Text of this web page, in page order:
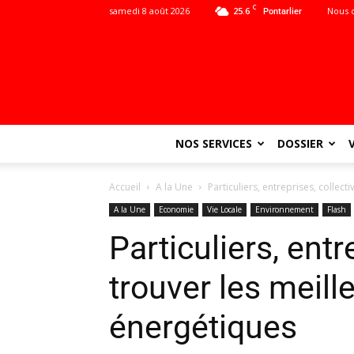
25.6 C Pontarlier
samedi 8 août 2026 Nous
NOS SERVICES DOSSIER
Accueil A la Une Particuliers, entreprises,
A la Une Economie Vie Locale Environnement Flash
Particuliers,
trouver les
énergétiques